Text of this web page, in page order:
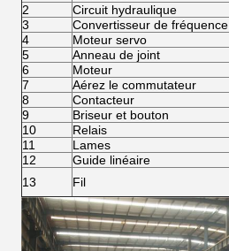
2
Circuit hydraulique
3
Convertisseur de fréquence
4
Moteur servo
5
Anneau de joint
6
Moteur
7
Aérez le commutateur
8
Contacteur
9
Briseur et bouton
10
Relais
11
Lames
12
Guide linéaire
13
Fil